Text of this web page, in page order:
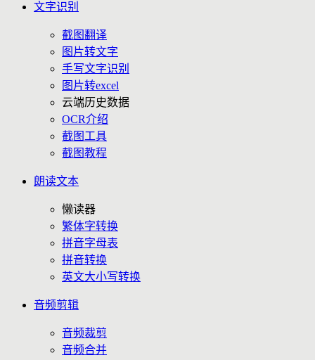
文字识别
截图翻译
图片转文字
手写文字识别
图片转excel
云端历史数据
OCR介绍
截图工具
截图教程
朗读文本
懒读器
繁体字转换
拼音字母表
拼音转换
英文大小写转换
音频剪辑
音频裁剪
音频合并